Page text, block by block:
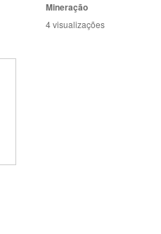
Mineração
4 visualizações